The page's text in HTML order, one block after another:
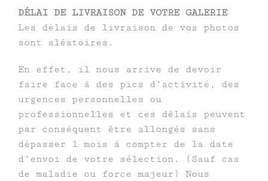
DÉLAI DE LIVRAISON DE VOTRE GALERIE
Les délais de livraison de vos photos
sont aléatoires.
En effet, il nous arrive de devoir
faire face à des pics d’activité, des
urgences personnelles ou
professionnelles et ces délais peuvent
par conséquent être allongés sans
dépasser 1 mois à compter de la date
d’envoi de votre sélection. (Sauf cas
de maladie ou force majeur) Nous